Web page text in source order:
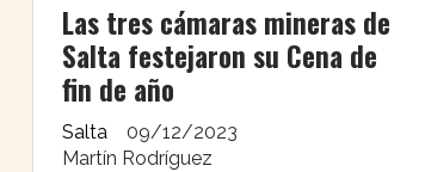
Las tres cámaras mineras de
Salta festejaron su Cena de
fin de año
Martín Rodríguez
Salta 09/12/2023